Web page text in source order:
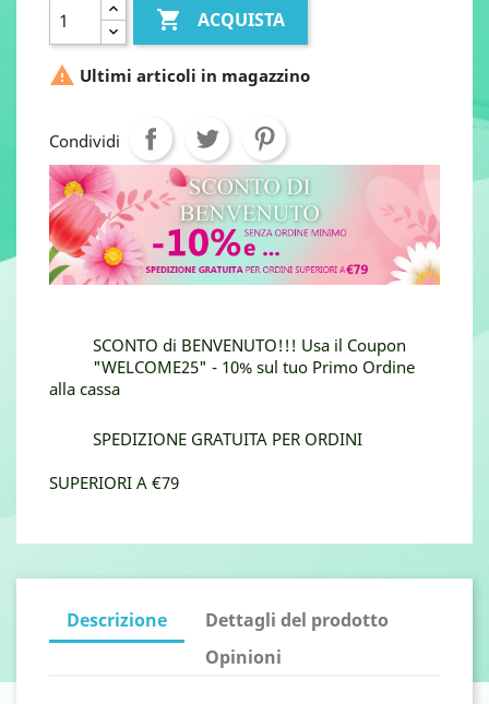
 ACQUISTA
 Ultimi articoli in magazzino
Condividi
SCONTO di BENVENUTO!!! Usa il Coupon
"WELCOME25" - 10% sul tuo Primo Ordine
alla cassa
SPEDIZIONE GRATUITA PER ORDINI
SUPERIORI A €79
Descrizione
Dettagli del prodotto
Opinioni